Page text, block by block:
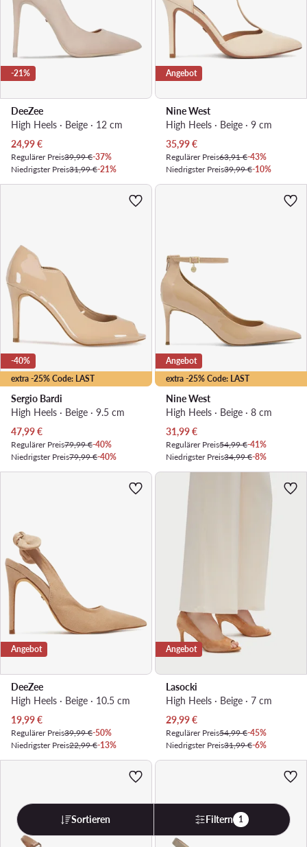
-21%
DeeZee
High Heels · Beige · 12 cm
Aktueller Preis
24,99€
Regulärer Preis39,99 €-37%
Niedrigster Preis31,99 €-21%
Angebot
Nine West
High Heels · Beige · 9 cm
Aktueller Preis
35,99€
Regulärer Preis63,91 €-43%
Niedrigster Preis39,99 €-10%
extra -25% Code: LAST
-40%
Sergio Bardi
High Heels · Beige · 9.5 cm
Aktueller Preis
47,99€
Regulärer Preis79,99 €-40%
Niedrigster Preis79,99 €-40%
extra -25% Code: LAST
Angebot
Nine West
High Heels · Beige · 8 cm
Aktueller Preis
31,99€
Regulärer Preis54,99 €-41%
Niedrigster Preis34,99 €-8%
Angebot
DeeZee
High Heels · Beige · 10.5 cm
Aktueller Preis
19,99€
Regulärer Preis39,99 €-50%
Niedrigster Preis22,99 €-13%
Angebot
Lasocki
High Heels · Beige · 7 cm
Aktueller Preis
29,99€
Regulärer Preis54,99 €-45%
Niedrigster Preis31,99 €-6%
Sortieren Filtern 1